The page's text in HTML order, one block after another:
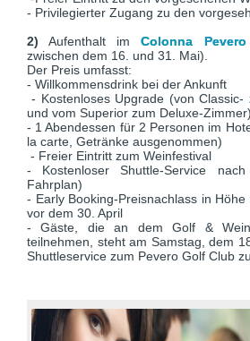
- Privilegierter Zugang zu den
2) Aufenthalt imColonna
zwischen dem 16. und 31. Mai).
Der Preis umfasst:
- Willkommensdrink bei der Ankunft
- Kostenloses Upgrade (von Classic-
und vom Superior zum Deluxe-Zimmer)
- 1 Abendessen für 2 Personen im
la carte, Getränke ausgenommen)
- Freier Eintritt zum Weinfestival
- Kostenloser Shuttle-Service
Fahrplan)
- Early Booking-Preisnachlass in
vor dem 30. April
- Gäste, die an dem Golf & Wein-
teilnehmen, steht am Samstag, dem
Shuttleservice zum Pevero Golf Club